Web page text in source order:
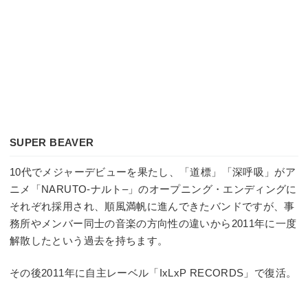
SUPER BEAVER
10代でメジャーデビューを果たし、「道標」「深呼吸」がア
ニメ「NARUTO-ナルト–」のオープニング・エンディングに
それぞれ採用され、順風満帆に進んできたバンドですが、事
務所やメンバー同士の音楽の方向性の違いから2011年に一度
解散したという過去を持ちます。
その後2011年に自主レーベル「IxLxP RECORDS」で復活。